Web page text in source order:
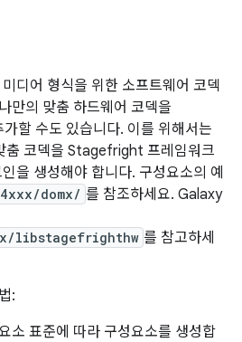
디어 형식을 위한 소프트웨어 코덱
만의 맞춤 하드웨어 코덱을
할 수도 있습니다. 이를 위해서는
춤 코덱을 Stagefright 프레임워크
을 생성해야 합니다. 구성요소의 예
domx/ 를 참조하세요. Galaxy
libstagefrighthw 를 참고하세
:
소 표준에 따라 구성요소를 생성합